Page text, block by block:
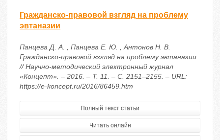
Гражданско-правовой взгляд на проблему
эвтаназии
Панцева Д. А. , Панцева Е. Ю. , Антонов Н. В.
Гражданско-правовой взгляд на проблему эвтаназии
// Научно-методический электронный журнал
«Концепт». – 2016. – Т. 11. – С. 2151–2155. – URL:
https://e-koncept.ru/2016/86459.htm
Полный текст статьи
Читать онлайн